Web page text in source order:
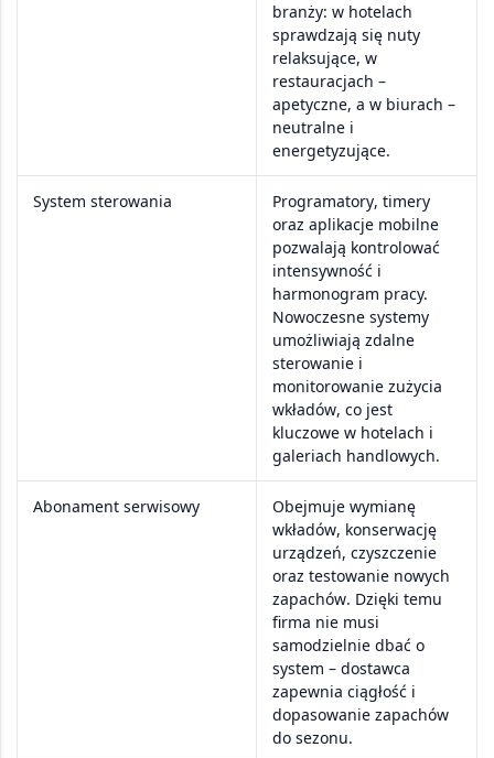
branży: w hotelach
sprawdzają się nuty
relaksujące, w
restauracjach –
apetyczne, a w biurach –
neutralne i
energetyzujące.
System sterowania Programatory, timery
oraz aplikacje mobilne
pozwalają kontrolować
intensywność i
harmonogram pracy.
Nowoczesne systemy
umożliwiają zdalne
sterowanie i
monitorowanie zużycia
wkładów, co jest
kluczowe w hotelach i
galeriach handlowych.
Abonament serwisowy Obejmuje wymianę
wkładów, konserwację
urządzeń, czyszczenie
oraz testowanie nowych
zapachów. Dzięki temu
firma nie musi
samodzielnie dbać o
system – dostawca
zapewnia ciągłość i
dopasowanie zapachów
do sezonu.